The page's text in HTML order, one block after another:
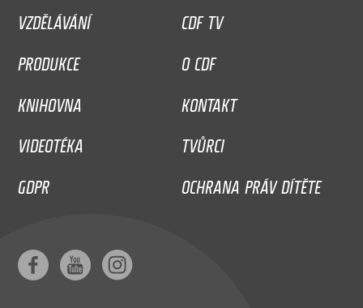
VZDĚLÁVÁNÍ
CDF TV
PRODUKCE
O CDF
KNIHOVNA
KONTAKT
VIDEOTÉKA
TVŮRCI
GDPR
OCHRANA PRÁV DÍTĚTE